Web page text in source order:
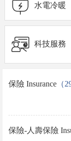
水電冷暖
科技服務
保險 Insurance （